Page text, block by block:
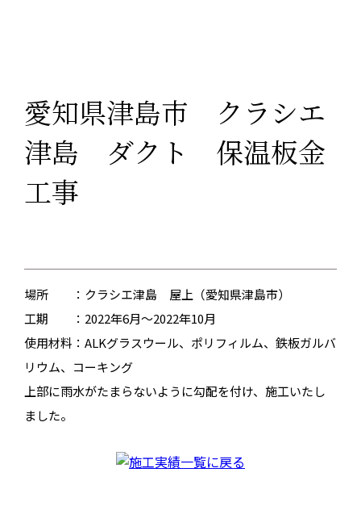
愛知県津島市 クラシエ
津島 ダクト 保温板金
工事
場所 ：クラシエ津島 屋上（愛知県津島市）
工期 ：2022年6月～2022年10月
使用材料：ALKグラスウール、ポリフィルム、鉄板ガルバ
リウム、コーキング
上部に雨水がたまらないように勾配を付け、施工いたし
ました。